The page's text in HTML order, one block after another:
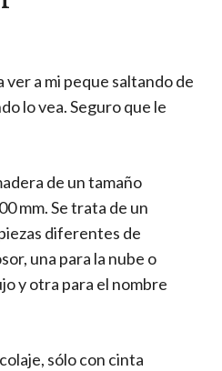
a mi peque saltando de
lo vea. Seguro que le
de un tamaño
mm. Se trata de un
diferentes de
una para la nube o
y otra para el nombre
sólo con cinta